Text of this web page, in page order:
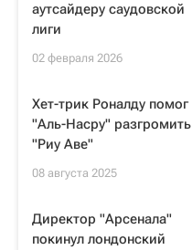
аутсайдеру саудовской
лиги
02 февраля 2026
Хет-трик Роналду помог
"Аль-Насру" разгромить
"Риу Аве"
08 августа 2025
Директор "Арсенала"
покинул лондонский